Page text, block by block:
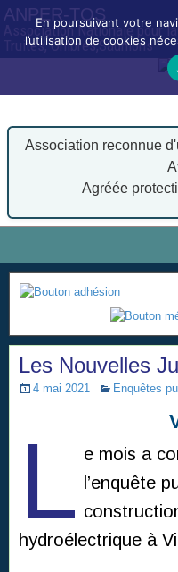
ANPER-TOS
Association Nationale pour
Truites, Ombres,Saumons
Association reconnue
Agréée
Les Nouvelles
4 mai 2021 Enquêtes
L e mois a
l’enquête
hydroélectrique à
En poursuivant votre
l’utilisation de cookies